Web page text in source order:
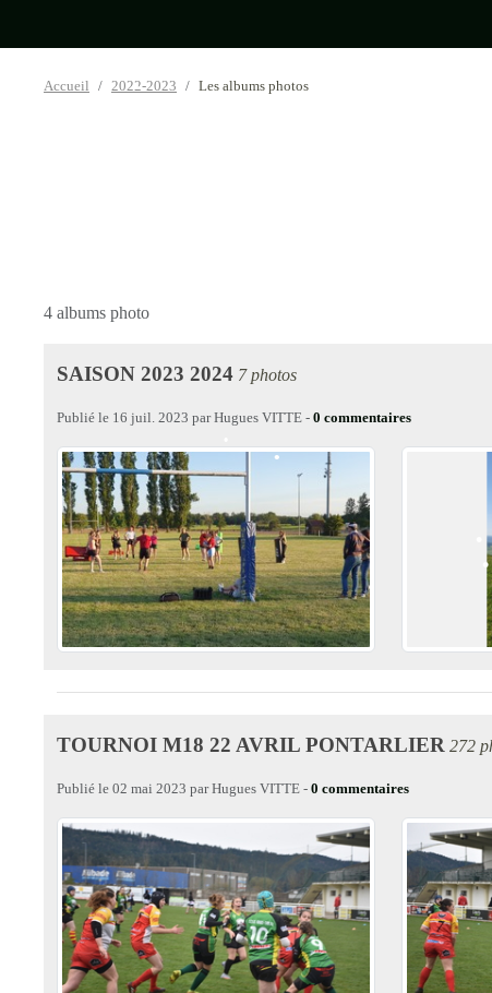
Accueil 2022-2023 Les albums photos
4 albums photo
SAISON 2023 2024 7 photos
Publié le 16 juil. 2023 parHugues VITTE - 0 commentaires
TOURNOI M18 22 AVRIL PONTARLIER 272
Publié le 02 mai 2023 parHugues VITTE - 0 commentaires
•
•